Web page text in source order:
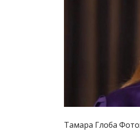
Тамара Глоба